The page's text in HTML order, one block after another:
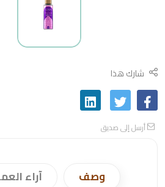
شارك هذا
أرسل إلى صديق
وصف آراء